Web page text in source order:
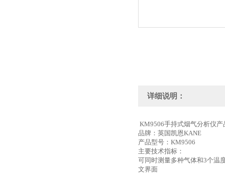
详细说明：
KM9506手持式烟气分析仪产
品牌：英国凯恩KANE
产品型号：KM9506
主要技术指标：
可同时测量多种气体和3个温
文界面